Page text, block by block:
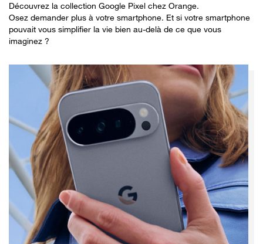
Découvrez la collection Google Pixel chez Orange.
Osez demander plus à votre smartphone. Et si votre smartphone
pouvait vous simplifier la vie bien au-delà de ce que vous
imaginez ?